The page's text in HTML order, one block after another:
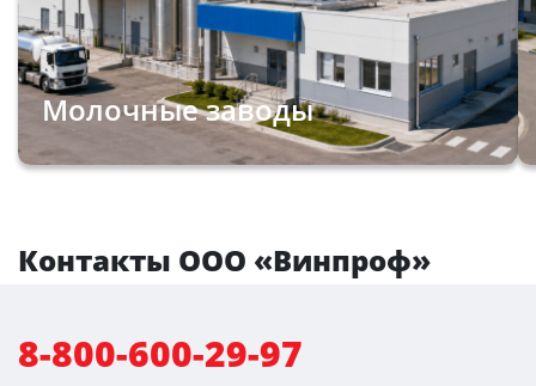
Молочные заводы
Контакты ООО «Винпроф»
8-800-600-29-97